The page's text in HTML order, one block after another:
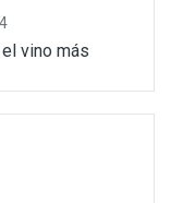
vino más